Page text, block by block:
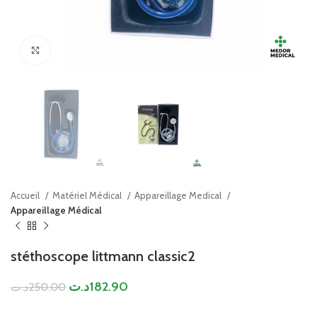
Accueil Matériel Médical
Appareillage Medical
Appareillage Médical
stéthoscope littmann classic2
250.00د.ت 182.90د.ت